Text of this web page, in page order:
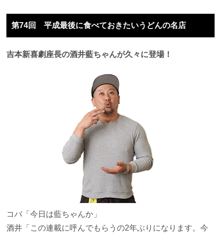
第74回 平成最後に食べておきたいうどんの名店
吉本新喜劇座長の酒井藍ちゃんが久々に登場！
コバ 「今日は藍ちゃんか」
酒井 「この連載に呼んでもらうの2年ぶりになります。今